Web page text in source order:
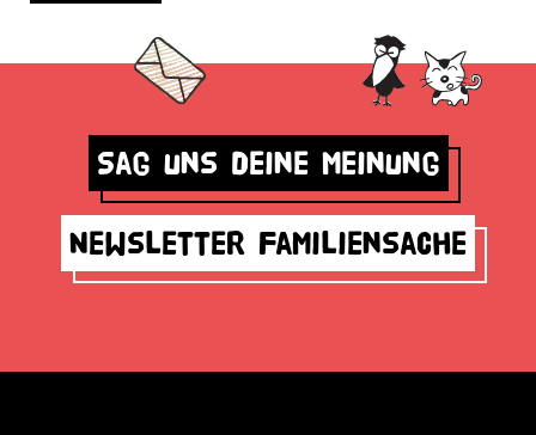
Sag uns deine Meinung
Newsletter Familiensache